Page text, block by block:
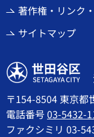
著作権・リンク
サイトマップ
世田谷区
〒154-8504 東京都
電話番号03-5432-
ファクシミリ 03-